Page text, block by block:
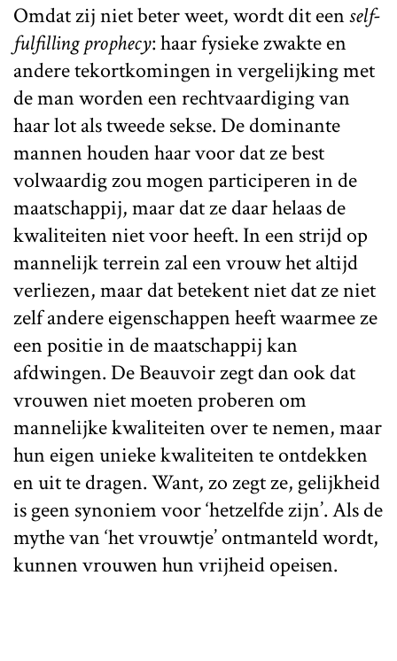
Omdat zij niet beter weet, wordt dit eenself-
fulfilling prophecy: haar fysieke zwakte en
andere tekortkomingen in vergelijking met
de man worden een rechtvaardiging van
haar lot als tweede sekse. De dominante
mannen houden haar voor dat ze best
volwaardig zou mogen participeren in de
maatschappij, maar dat ze daar helaas de
kwaliteiten niet voor heeft. In een strijd op
mannelijk terrein zal een vrouw het altijd
verliezen, maar dat betekent niet dat ze niet
zelf andere eigenschappen heeft waarmee ze
een positie in de maatschappij kan
afdwingen. De Beauvoir zegt dan ook dat
vrouwen niet moeten proberen om
mannelijke kwaliteiten over te nemen, maar
hun eigen unieke kwaliteiten te ontdekken
en uit te dragen. Want, zo zegt ze, gelijkheid
is geen synoniem voor ‘hetzelfde zijn’. Als de
mythe van ‘het vrouwtje’ ontmanteld wordt,
kunnen vrouwen hun vrijheid opeisen.